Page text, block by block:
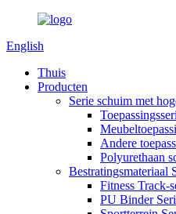
English
Thuis
Producten
Serie schuim met
Andere
Polyurethaan
Bestratingsmateriaal
Fitness Track-
PU Binder